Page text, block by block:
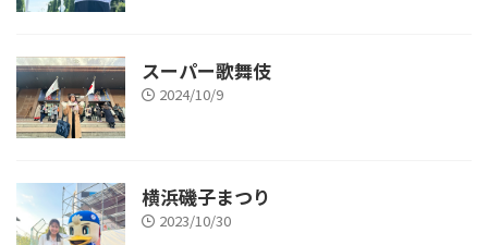
スーパー歌舞伎
2024/10/9
横浜磯子まつり
2023/10/30